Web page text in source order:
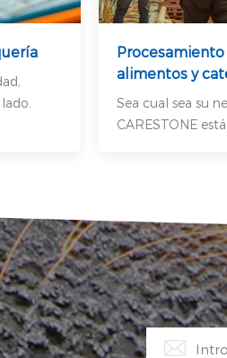
alimentos y
Sea cual sea su
CARESTONE